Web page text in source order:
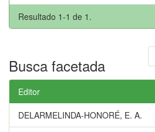
Resultado 1-1 de 1.
Busca facetada
Editor
DELARMELINDA-HONORÉ, E. A.